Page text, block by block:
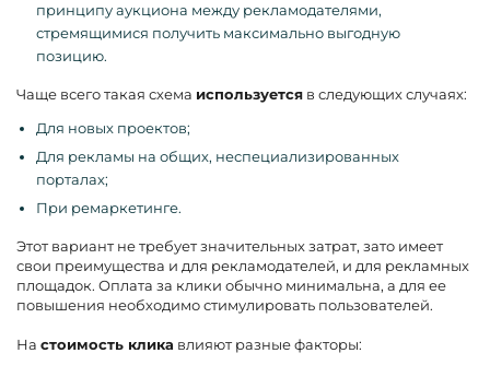
принципу аукциона между рекламодателями,
стремящимися получить максимально выгодную
позицию.
Чаще всего такая схема используется в следующих случаях:
Для новых проектов;
Для рекламы на общих, неспециализированных
порталах;
При ремаркетинге.
Этот вариант не требует значительных затрат, зато имеет
свои преимущества и для рекламодателей, и для рекламных
площадок. Оплата за клики обычно минимальна, а для ее
повышения необходимо стимулировать пользователей.
На стоимость клика влияют разные факторы: